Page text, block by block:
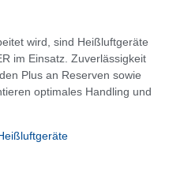
wird, sind Heißluftgeräte
im Einsatz. Zuverlässigkeit
Plus an Reserven sowie
optimales Handling und